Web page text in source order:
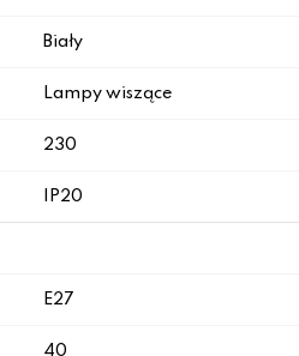
Biały
Lampy wiszące
230
IP20
E27
40